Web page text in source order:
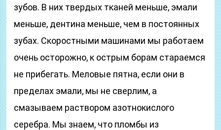
зубов. В них твердых тканей меньше, эмали
меньше, дентина меньше, чем в постоянных
зубах. Скоростными машинами мы работаем
очень осторожно, к острым борам стараемся
не прибегать. Меловые пятна, если они в
пределах эмали, мы не сверлим, а
смазываем раствором азотнокислого
серебра. Мы знаем, что пломбы из